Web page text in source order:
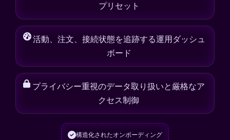
プリセット
活動、注文、接続状態を追跡する運用ダッシュ
ボード
プライバシー重視のデータ取り扱いと厳格なア
クセス制御
構造化されたオンボーディング